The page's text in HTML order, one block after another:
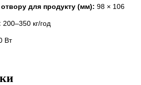
отвору для продукту (мм): 98 × 106
200–350 кг/год
Вт